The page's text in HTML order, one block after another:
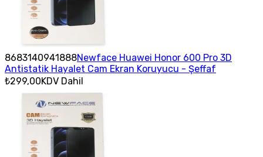
8683140941888Newface Huawei Honor 600 Pro 3D
Antistatik Hayalet Cam Ekran Koruyucu - Şeffaf
₺299,00KDV Dahil